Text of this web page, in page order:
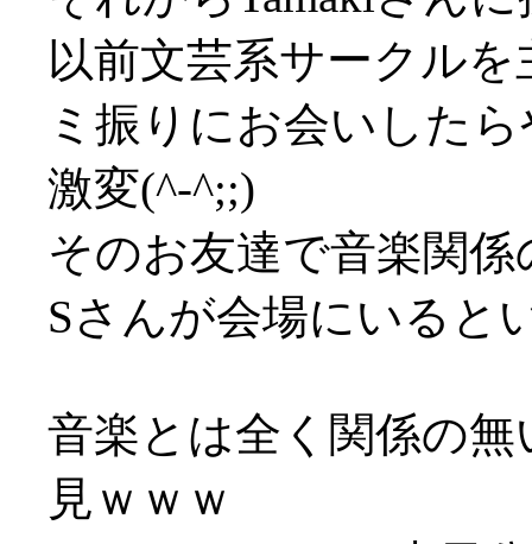
以前文芸系サークル
ミ振りにお会いした
激変(^-^;;)
そのお友達で音楽関
Sさんが会場にいると
音楽とは全く関係の
見ｗｗｗ